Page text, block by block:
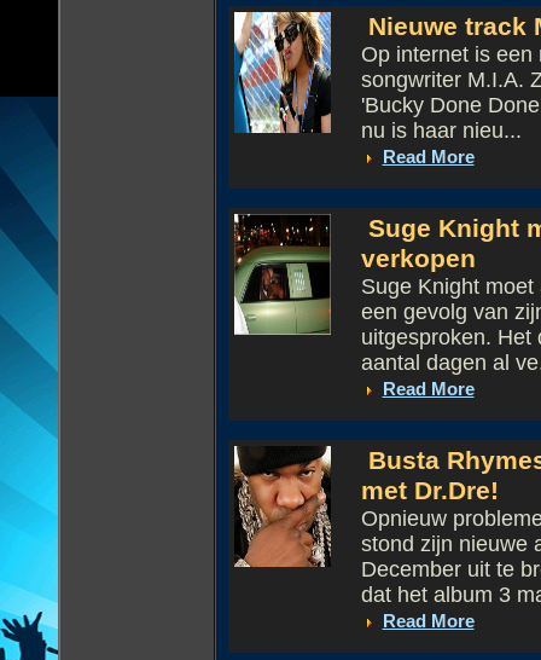
Nieuwe track
Op internet is
songwriter M.I.A.
'Bucky Done
nu is haar nieu...
Read More
Suge Knight
verkopen
Suge Knight
een gevolg van
uitgesproken. Het
aantal dagen al
Read More
Busta
met Dr.Dre!
Opnieuw
stond zijn nieuwe
December uit te
dat het album 3
Read More